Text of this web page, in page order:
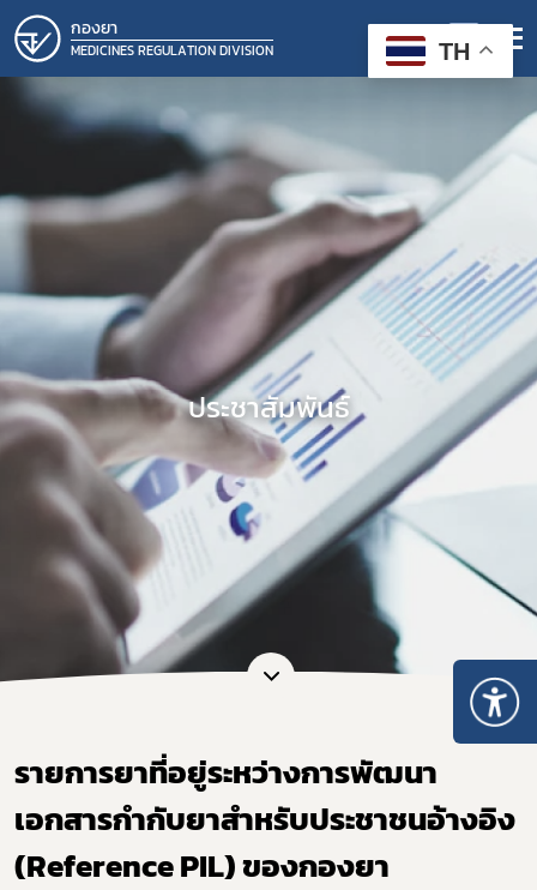
กองยา
MEDICINES REGULATION DIVISION
ประชาสัมพันธ์
รายการยาที่อยู่ระหว่างการพัฒนา
เอกสารกำกับยาสำหรับประชาชนอ้างอิง
(Reference PIL) ของกองยา
TH